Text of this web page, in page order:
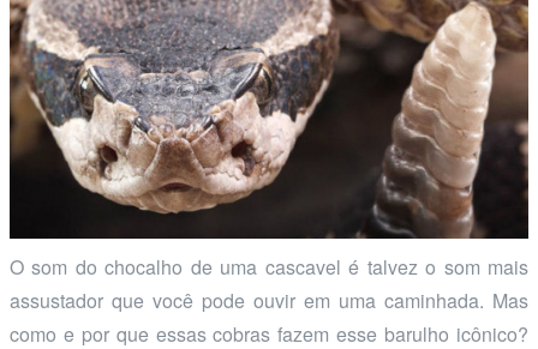
O som do chocalho de uma cascavel é talvez o som mais
assustador que você pode ouvir em uma caminhada. Mas
como e por que essas cobras fazem esse barulho icônico?